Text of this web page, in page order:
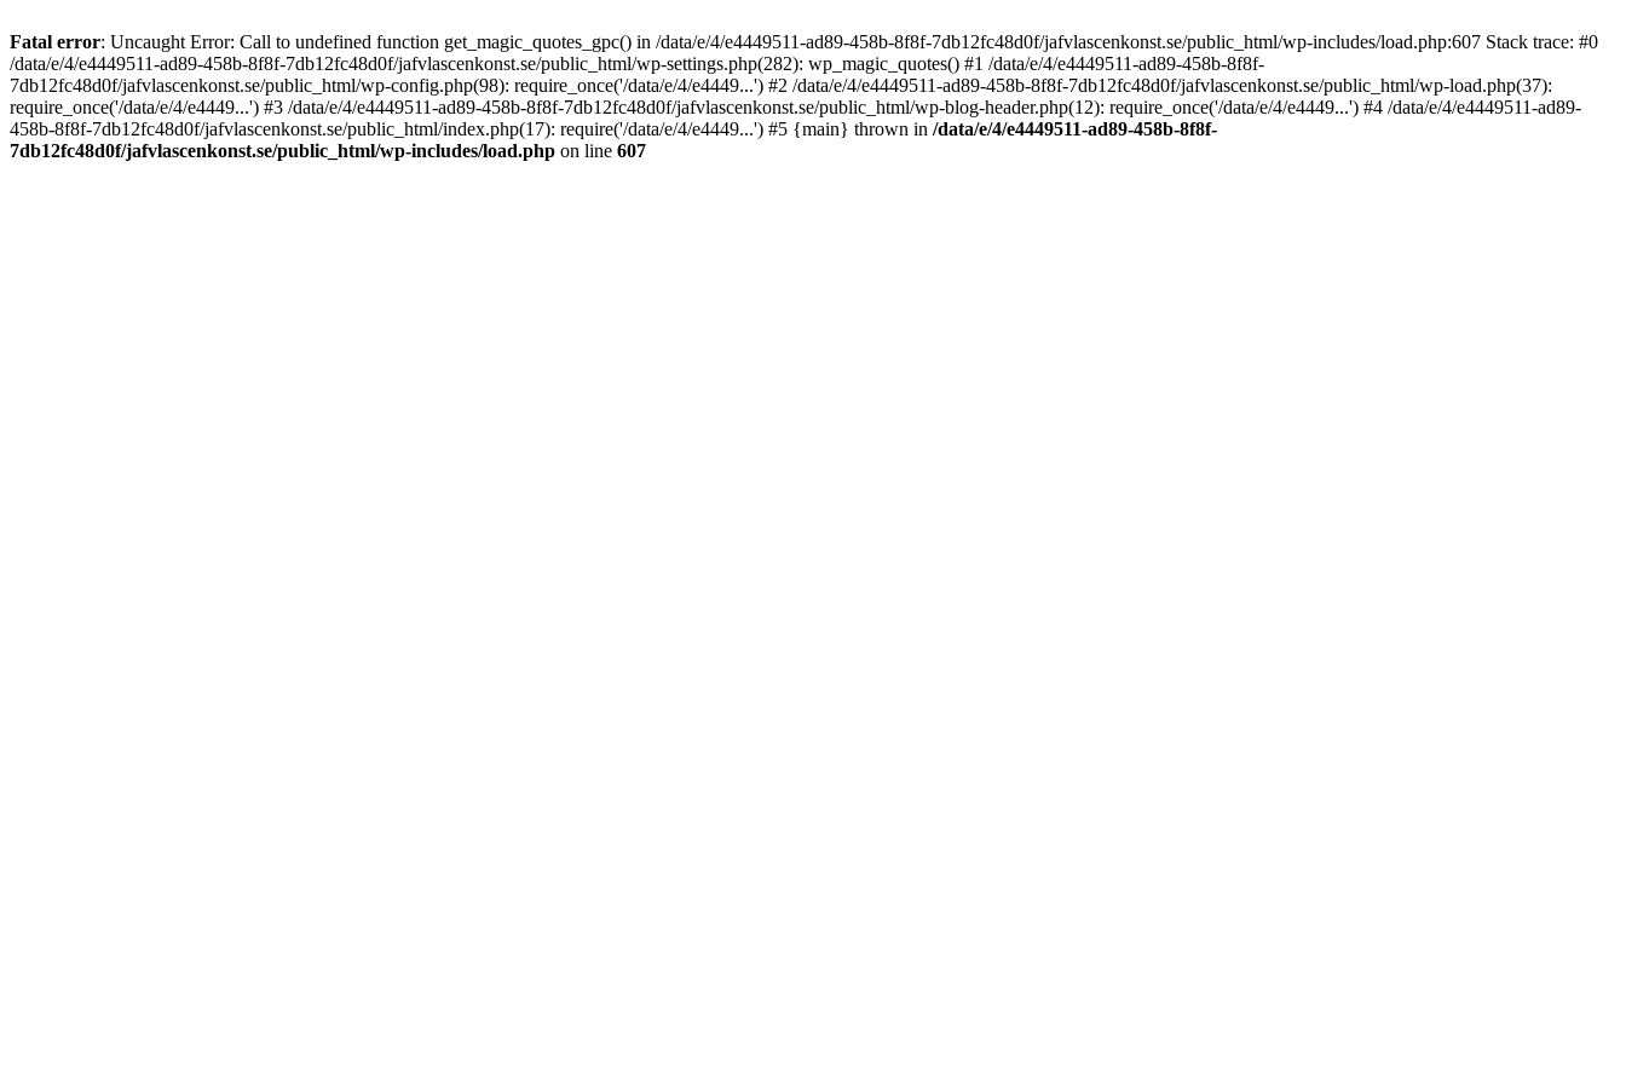
Fatal error: Uncaught Error: Call to undefined function get_magic_quotes_gpc() in /data/e/4/e4449511-ad89-458b-8f8f-7db12fc48d0f/jafvlascenkonst.se/public_html/wp-includes/load.php:607 Stack trace: #0
/data/e/4/e4449511-ad89-458b-8f8f-7db12fc48d0f/jafvlascenkonst.se/public_html/wp-settings.php(282): wp_magic_quotes() #1 /data/e/4/e4449511-ad89-458b-8f8f-
7db12fc48d0f/jafvlascenkonst.se/public_html/wp-config.php(98): require_once('/data/e/4/e4449...') #2 /data/e/4/e4449511-ad89-458b-8f8f-7db12fc48d0f/jafvlascenkonst.se/public_html/wp-load.php(37):
require_once('/data/e/4/e4449...') #3 /data/e/4/e4449511-ad89-458b-8f8f-7db12fc48d0f/jafvlascenkonst.se/public_html/wp-blog-header.php(12): require_once('/data/e/4/e4449...') #4 /data/e/4/e4449511-ad89-
458b-8f8f-7db12fc48d0f/jafvlascenkonst.se/public_html/index.php(17): require('/data/e/4/e4449...') #5 {main} thrown in /data/e/4/e4449511-ad89-458b-8f8f-
7db12fc48d0f/jafvlascenkonst.se/public_html/wp-includes/load.php on line 607